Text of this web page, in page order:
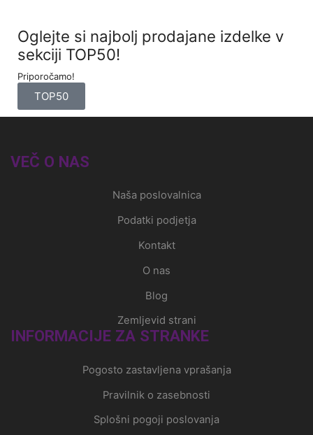
Oglejte si najbolj prodajane izdelke v
sekciji TOP50!
Priporočamo!
TOP50
VEČ O NAS
Naša poslovalnica
Podatki podjetja
Kontakt
O nas
Blog
Zemljevid strani
INFORMACIJE ZA STRANKE
Pogosto zastavljena vprašanja
Pravilnik o zasebnosti
Splošni pogoji poslovanja